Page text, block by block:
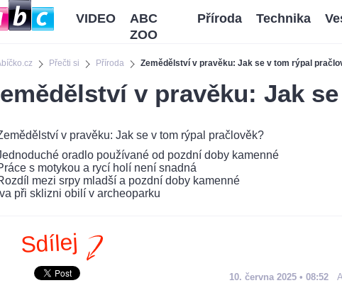
Přečti si Příroda Zemědělství v pravěku: Jak se v tom rýpal
VIDEO
ABC
ZOO
Příroda Technika
v pravěku: Jak
Sdílej
10. června 2025 • 08:52